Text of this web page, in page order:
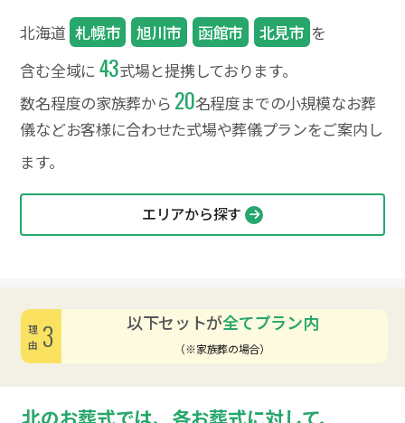
北海道 札幌市 旭川市 函館市 北見市 を
含む全域に 43式場と提携しております。
数名程度の家族葬から 20名程度までの小規模なお葬
儀などお客様に合わせた式場や葬儀プランをご案内し
ます。
エリアから探す
以下セットが全てプラン内
（※家族葬の場合）
理由3